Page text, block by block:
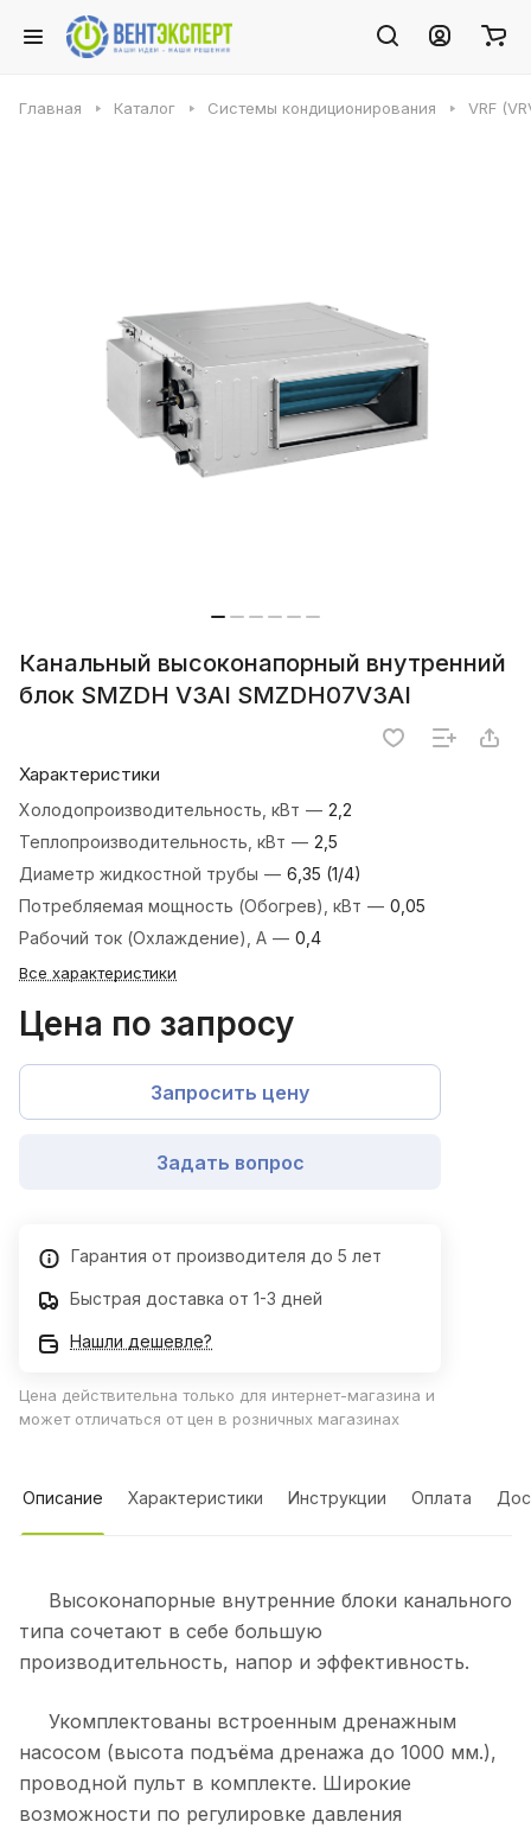
Главная Каталог Системы кондиционирования VRF
Канальный высоконапорный внутренний
блок SMZDH V3AI SMZDH07V3AI
Характеристики
Холодопроизводительность, кВт — 2,2
Теплопроизводительность, кВт — 2,5
Диаметр жидкостной трубы — 6,35 (1/4)
Потребляемая мощность (Обогрев), кВт — 0,05
Рабочий ток (Охлаждение), А — 0,4
Все характеристики
Цена по запросу
Запросить цену
Задать вопрос
Гарантия от производителя до 5 лет
Быстрая доставка от 1-3 дней
Нашли дешевле?
Цена действительна только для интернет-магазина и
может отличаться от цен в розничных магазинах
Описание Характеристики Инструкции Оплата
Высоконапорные внутренние блоки канального
типа сочетают в себе большую
производительность, напор и эффективность.
Укомплектованы встроенным дренажным
насосом (высота подъёма дренажа до 1000 мм.),
проводной пульт в комплекте. Широкие
возможности по регулировке давления